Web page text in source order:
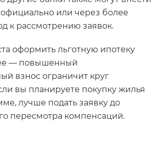
или через более
к рассмотрению заявок.
оформить льготную ипотеку
— повышенный
взнос ограничит круг
вы планируете покупку жилья
лучше подать заявку до
пересмотра компенсаций.